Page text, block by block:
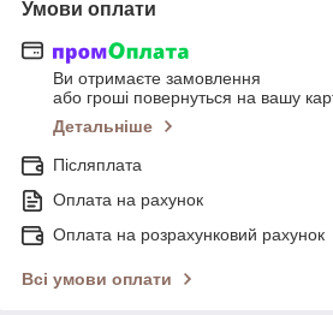
Умови оплати
Ви отримаєте замовлення
або гроші повернуться на вашу
Детальніше
Післяплата
Оплата на рахунок
Оплата на розрахунковий рахунок
Всі умови оплати